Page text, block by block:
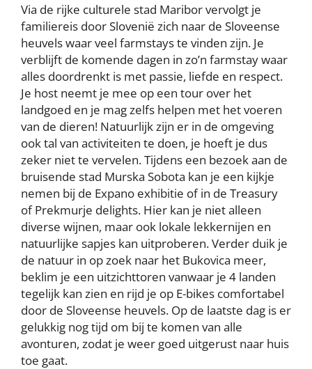
Via de rijke culturele stad Maribor vervolgt je
familiereis door Slovenië zich naar de Sloveense
heuvels waar veel farmstays te vinden zijn. Je
verblijft de komende dagen in zo’n farmstay waar
alles doordrenkt is met passie, liefde en respect.
Je host neemt je mee op een tour over het
landgoed en je mag zelfs helpen met het voeren
van de dieren! Natuurlijk zijn er in de omgeving
ook tal van activiteiten te doen, je hoeft je dus
zeker niet te vervelen. Tijdens een bezoek aan de
bruisende stad Murska Sobota kan je een kijkje
nemen bij de Expano exhibitie of in de Treasury
of Prekmurje delights. Hier kan je niet alleen
diverse wijnen, maar ook lokale lekkernijen en
natuurlijke sapjes kan uitproberen. Verder duik je
de natuur in op zoek naar het Bukovica meer,
beklim je een uitzichttoren vanwaar je 4 landen
tegelijk kan zien en rijd je op E-bikes comfortabel
door de Sloveense heuvels. Op de laatste dag is er
gelukkig nog tijd om bij te komen van alle
avonturen, zodat je weer goed uitgerust naar huis
toe gaat.